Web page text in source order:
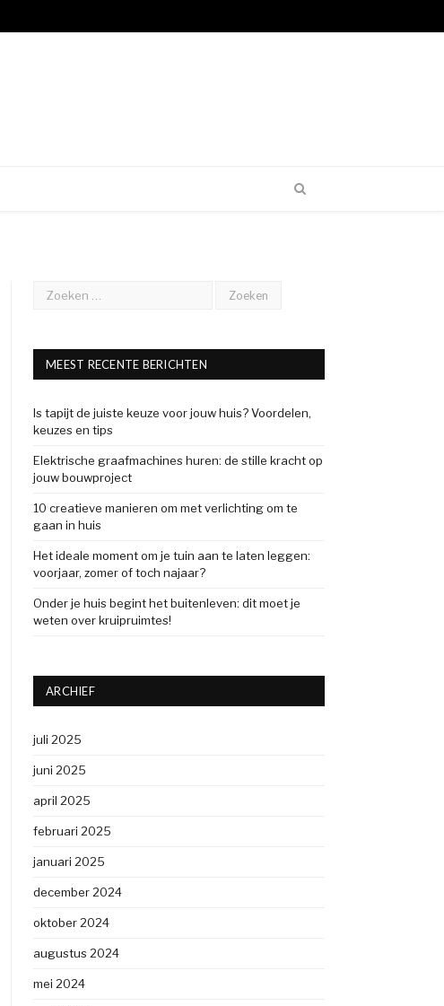
MEEST RECENTE BERICHTEN
Is tapijt de juiste keuze voor jouw huis? Voordelen,
keuzes en tips
Elektrische graafmachines huren: de stille kracht op
jouw bouwproject
10 creatieve manieren om met verlichting om te
gaan in huis
Het ideale moment om je tuin aan te laten leggen:
voorjaar, zomer of toch najaar?
Onder je huis begint het buitenleven: dit moet je
weten over kruipruimtes!
ARCHIEF
juli 2025
juni 2025
april 2025
februari 2025
januari 2025
december 2024
oktober 2024
augustus 2024
mei 2024